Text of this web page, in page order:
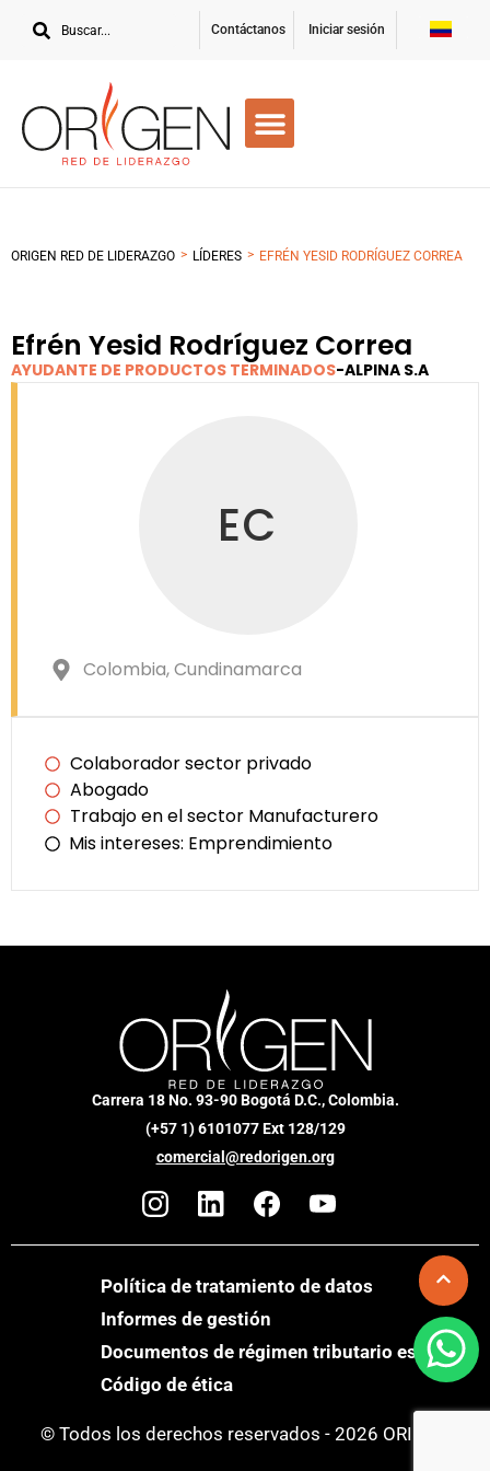
Contáctanos Iniciar sesión
ORIGEN RED DE LIDERAZGO > LÍDERES > EFRÉN YESID RODRÍGUEZ CORREA
Efrén Yesid Rodríguez Correa
AYUDANTE DE PRODUCTOS TERMINADOS-ALPINA S.A
EC
Colombia, Cundinamarca
Colaborador sector privado
Abogado
Trabajo en el sector Manufacturero
Mis intereses: Emprendimiento
Carrera 18 No. 93-90 Bogotá D.C., Colombia.
(+57 1) 6101077 Ext 128/129
comercial@redorigen.org
Política de tratamiento de datos
Informes de gestión
Documentos de régimen tributario especial
Código de ética
© Todos los derechos reservados - 2026 ORIGEN